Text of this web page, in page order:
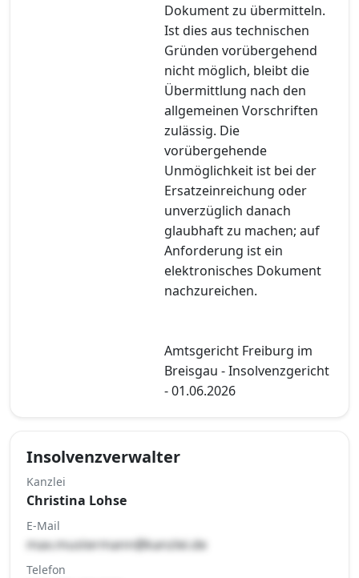
Dokument zu übermitteln.
Ist dies aus technischen
Gründen vorübergehend
nicht möglich, bleibt die
Übermittlung nach den
allgemeinen Vorschriften
zulässig. Die
vorübergehende
Unmöglichkeit ist bei der
Ersatzeinreichung oder
unverzüglich danach
glaubhaft zu machen; auf
Anforderung ist ein
elektronisches Dokument
nachzureichen.
Amtsgericht Freiburg im
Breisgau - Insolvenzgericht
- 01.06.2026
Insolvenzverwalter
Kanzlei
Christina Lohse
E-Mail
max.mustermann@kanzlei.de
Telefon